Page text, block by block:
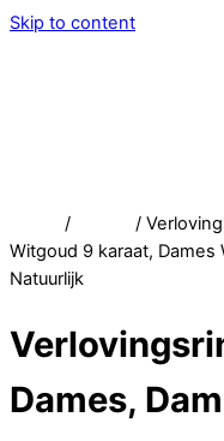
Skip to content
/
/
Witgoud 9 karaat, Dames
Natuurlijk
Dames,